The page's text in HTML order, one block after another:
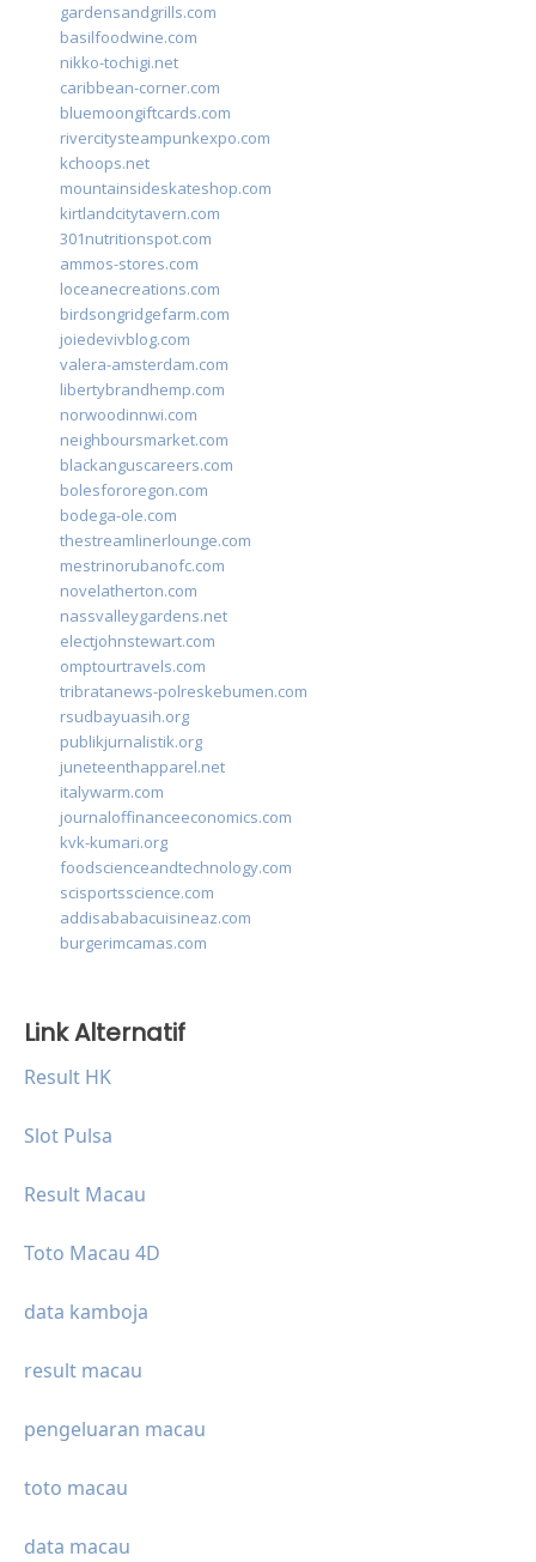
gardensandgrills.com
basilfoodwine.com
nikko-tochigi.net
caribbean-corner.com
bluemoongiftcards.com
rivercitysteampunkexpo.com
kchoops.net
mountainsideskateshop.com
kirtlandcitytavern.com
301nutritionspot.com
ammos-stores.com
loceanecreations.com
birdsongridgefarm.com
joiedevivblog.com
valera-amsterdam.com
libertybrandhemp.com
norwoodinnwi.com
neighboursmarket.com
blackanguscareers.com
bolesfororegon.com
bodega-ole.com
thestreamlinerlounge.com
mestrinorubanofc.com
novelatherton.com
nassvalleygardens.net
electjohnstewart.com
omptourtravels.com
tribratanews-polreskebumen.com
rsudbayuasih.org
publikjurnalistik.org
juneteenthapparel.net
italywarm.com
journaloffinanceeconomics.com
kvk-kumari.org
foodscienceandtechnology.com
scisportsscience.com
addisababacuisineaz.com
burgerimcamas.com
Link Alternatif
Result HK
Slot Pulsa
Result Macau
Toto Macau 4D
data kamboja
result macau
pengeluaran macau
toto macau
data macau